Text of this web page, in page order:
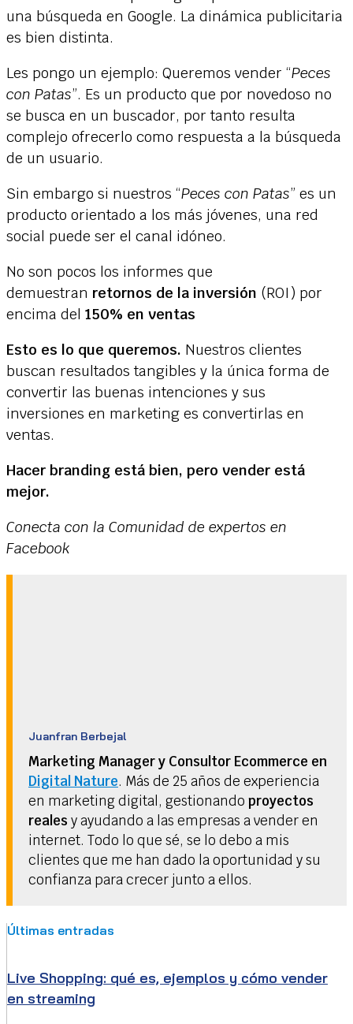
una búsqueda en Google. La dinámica publicitaria
es bien distinta.
Les pongo un ejemplo: Queremos vender “Peces
con Patas”. Es un producto que por novedoso no
se busca en un buscador, por tanto resulta
complejo ofrecerlo como respuesta a la búsqueda
de un usuario.
Sin embargo si nuestros “Peces con Patas” es un
producto orientado a los más jóvenes, una red
social puede ser el canal idóneo.
No son pocos los informes que
demuestran retornos de la inversión (ROI) por
encima del 150% en ventas
Esto es lo que queremos. Nuestros clientes
buscan resultados tangibles y la única forma de
convertir las buenas intenciones y sus
inversiones en marketing es convertirlas en
ventas.
Hacer branding está bien, pero vender está
mejor.
Conecta con la Comunidad de expertos en
Facebook
Juanfran Berbejal
Marketing Manager y Consultor Ecommerce en
Digital Nature. Más de 25 años de experiencia
en marketing digital, gestionando proyectos
reales y ayudando a las empresas a vender en
internet. Todo lo que sé, se lo debo a mis
clientes que me han dado la oportunidad y su
confianza para crecer junto a ellos.
Últimas entradas
Live Shopping: qué es, ejemplos y cómo vender
en streaming